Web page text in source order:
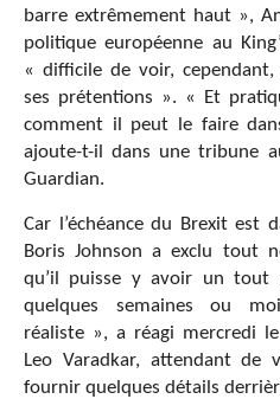
barre extrêmement haut »,
politique européenne au
« difficile de voir,
ses prétentions ». « Et
comment il peut le faire
ajoute-t-il dans une tribune
Guardian.
Car l’échéance du Brexit est
Boris Johnson a exclu tout
qu’il puisse y avoir un tout
quelques semaines ou
réaliste », a réagi mercredi
Leo Varadkar, attendant
fournir quelques détails